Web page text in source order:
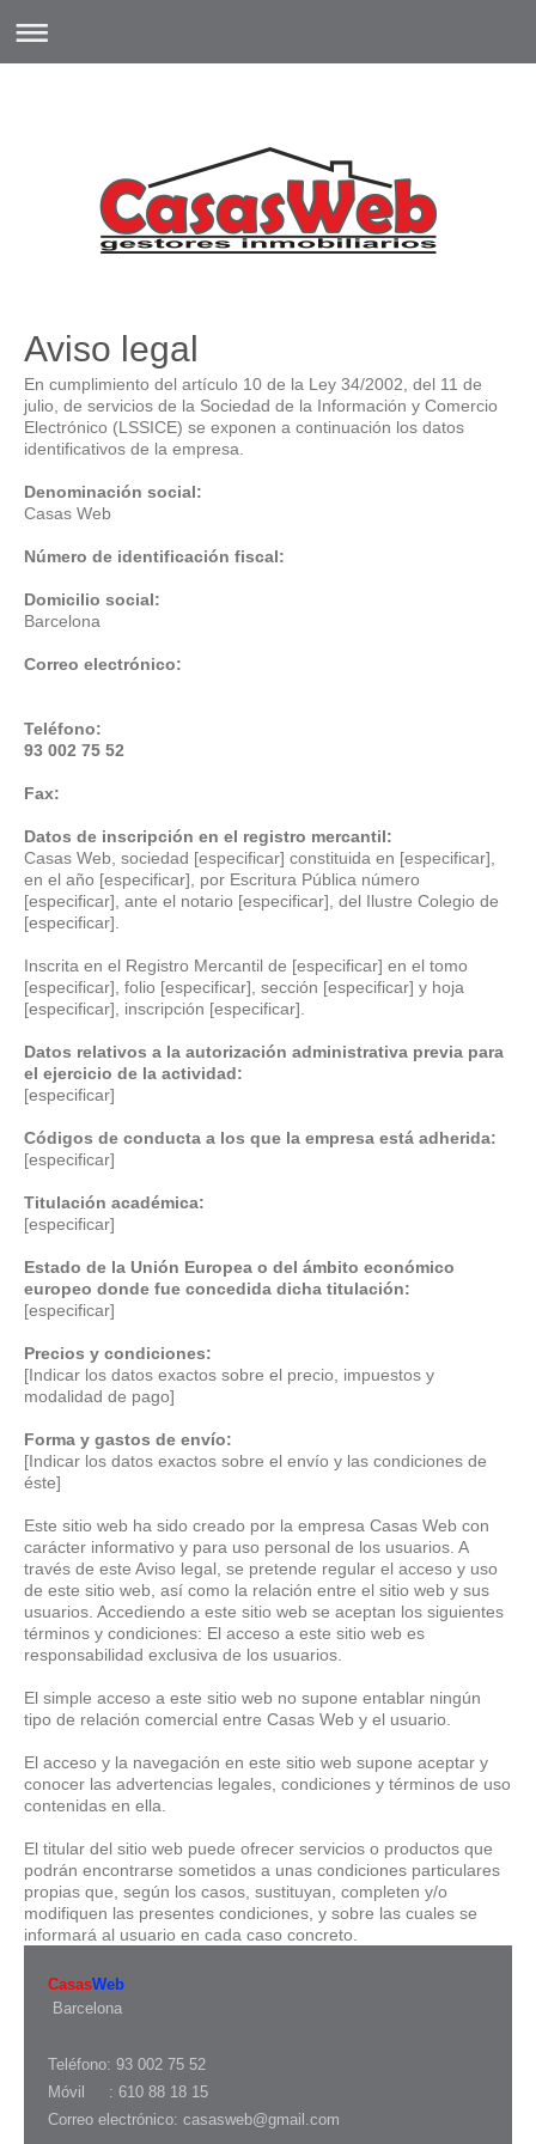
Aviso legal
En cumplimiento del artículo 10 de la Ley 34/2002, del 11 de
julio, de servicios de la Sociedad de la Información y Comercio
Electrónico (LSSICE) se exponen a continuación los datos
identificativos de la empresa.
Denominación social:
Casas Web
Número de identificación fiscal:
Domicilio social:
Barcelona
Correo electrónico:
Teléfono:
93 002 75 52
Fax:
Datos de inscripción en el registro mercantil:
Casas Web, sociedad [especificar] constituida en [especificar],
en el año [especificar], por Escritura Pública número
[especificar], ante el notario [especificar], del Ilustre Colegio de
[especificar].
Inscrita en el Registro Mercantil de [especificar] en el tomo
[especificar], folio [especificar], sección [especificar] y hoja
[especificar], inscripción [especificar].
Datos relativos a la autorización administrativa previa para
el ejercicio de la actividad:
[especificar]
Códigos de conducta a los que la empresa está adherida:
[especificar]
Titulación académica:
[especificar]
Estado de la Unión Europea o del ámbito económico
europeo donde fue concedida dicha titulación:
[especificar]
Precios y condiciones:
[Indicar los datos exactos sobre el precio, impuestos y
modalidad de pago]
Forma y gastos de envío:
[Indicar los datos exactos sobre el envío y las condiciones de
éste]
Este sitio web ha sido creado por la empresa Casas Web con
carácter informativo y para uso personal de los usuarios. A
través de este Aviso legal, se pretende regular el acceso y uso
de este sitio web, así como la relación entre el sitio web y sus
usuarios. Accediendo a este sitio web se aceptan los siguientes
términos y condiciones: El acceso a este sitio web es
responsabilidad exclusiva de los usuarios.
El simple acceso a este sitio web no supone entablar ningún
tipo de relación comercial entre Casas Web y el usuario.
El acceso y la navegación en este sitio web supone aceptar y
conocer las advertencias legales, condiciones y términos de uso
contenidas en ella.
El titular del sitio web puede ofrecer servicios o productos que
podrán encontrarse sometidos a unas condiciones particulares
propias que, según los casos, sustituyan, completen y/o
modifiquen las presentes condiciones, y sobre las cuales se
informará al usuario en cada caso concreto.
CasasWeb
Barcelona
Teléfono: 93 002 75 52
Móvil : 610 88 18 15
Correo electrónico: casasweb@gmail.com